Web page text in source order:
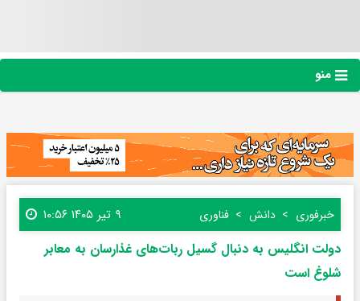
منو
خبرفوری دانش فناوری ۹ تیر ۱۴۰۵ ۱۰:۵۶
دولت انگلیس به دنبال گسیل ربات‌های غذارسان به معابر
شلوغ است